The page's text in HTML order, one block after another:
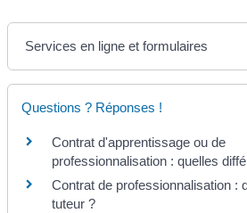
Services en ligne et formulaires
Questions ? Réponses !
Contrat d'apprentissage ou de
professionnalisation : quelles
Contrat de professionnalisation :
tuteur ?